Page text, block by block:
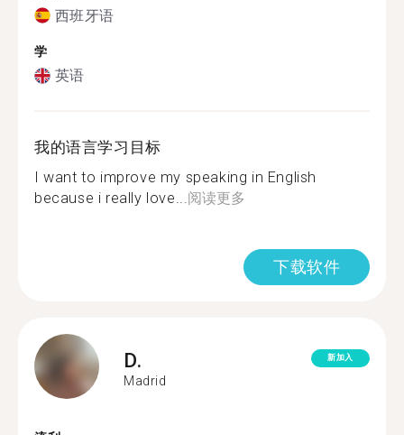
西班牙语
学
英语
我的语言学习目标
I want to improve my speaking in English
because i really love...阅读更多
下载软件
D.
Madrid
新加入